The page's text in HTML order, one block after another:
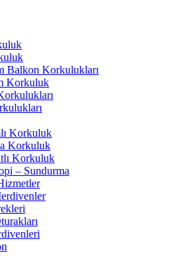
Balkon Korkulukları
Korkuluk
Korkuluk
Korkuluk
Korkuluk
– Sundurma